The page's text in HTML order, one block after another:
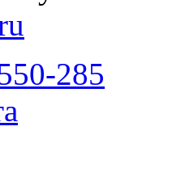
285